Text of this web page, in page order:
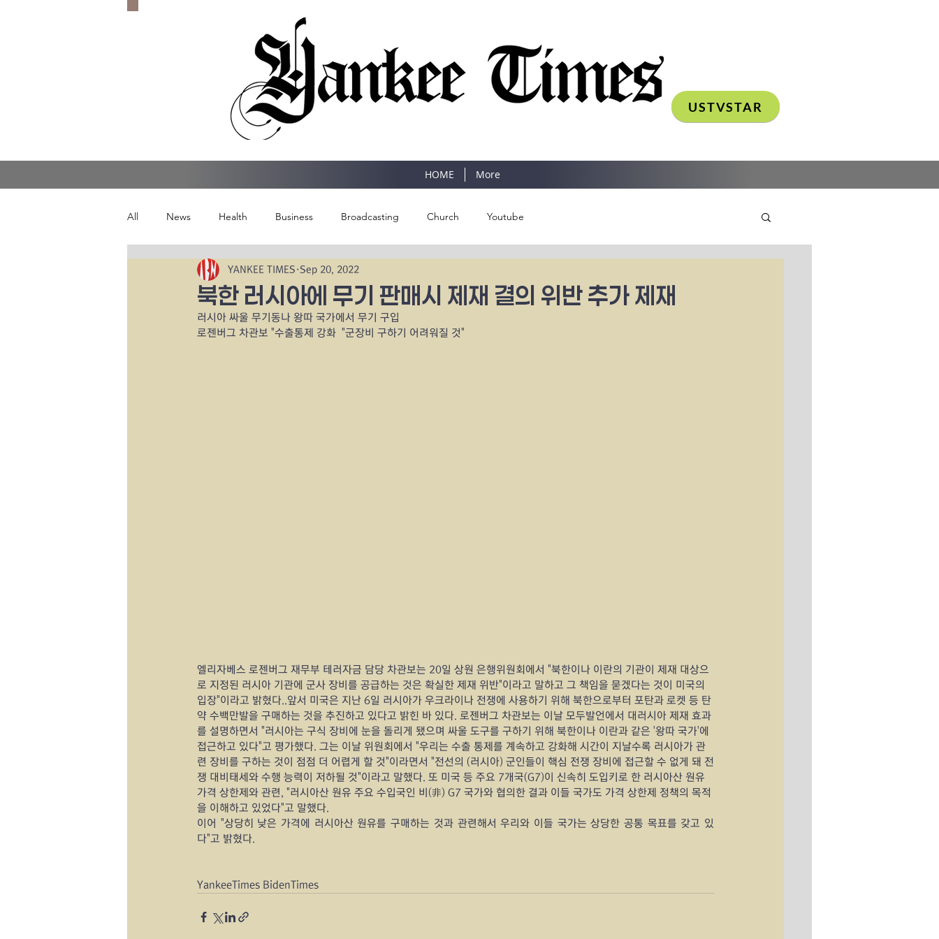
USTVSTAR
HOME More
All News Health Business Broadcasting Church Youtube
북한 러시아에 무기 판매시 제재 결의 위반 추가 제재
YANKEE TIMES Sep 20, 2022
러시아 싸울 무기동나 왕따 국가에서 무기 구입
로젠버그 차관보 "수출통제 강화  "군장비 구하기 어려워질 것"
엘리자베스 로젠버그 재무부 테러자금 담당 차관보는 20일 상원 은행위원회에서 "북한이나 이란의 기관이 제재 대상으
로 지정된 러시아 기관에 군사 장비를 공급하는 것은 확실한 제재 위반"이라고 말하고 그 책임을 묻겠다는 것이 미국의
입장"이라고 밝혔다..앞서 미국은 지난 6일 러시아가 우크라이나 전쟁에 사용하기 위해 북한으로부터 포탄과 로켓 등 탄
약 수백만발을 구매하는 것을 추진하고 있다고 밝힌 바 있다. 로젠버그 차관보는 이날 모두발언에서 대러시아 제재 효과
를 설명하면서 "러시아는 구식 장비에 눈을 돌리게 됐으며 싸울 도구를 구하기 위해 북한이나 이란과 같은 '왕따 국가'에
접근하고 있다"고 평가했다. 그는 이날 위원회에서 "우리는 수출 통제를 계속하고 강화해 시간이 지날수록 러시아가 관
련 장비를 구하는 것이 점점 더 어렵게 할 것"이라면서 "전선의 (러시아) 군인들이 핵심 전쟁 장비에 접근할 수 없게 돼 전
쟁 대비태세와 수행 능력이 저하될 것"이라고 말했다. 또 미국 등 주요 7개국(G7)이 신속히 도입키로 한 러시아산 원유
가격 상한제와 관련, "러시아산 원유 주요 수입국인 비(非) G7 국가와 협의한 결과 이들 국가도 가격 상한제 정책의 목적
을 이해하고 있었다"고 말했다.
이어 "상당히 낮은 가격에 러시아산 원유를 구매하는 것과 관련해서 우리와 이들 국가는 상당한 공통 목표를 갖고 있
다"고 밝혔다.
YankeeTimes BidenTimes